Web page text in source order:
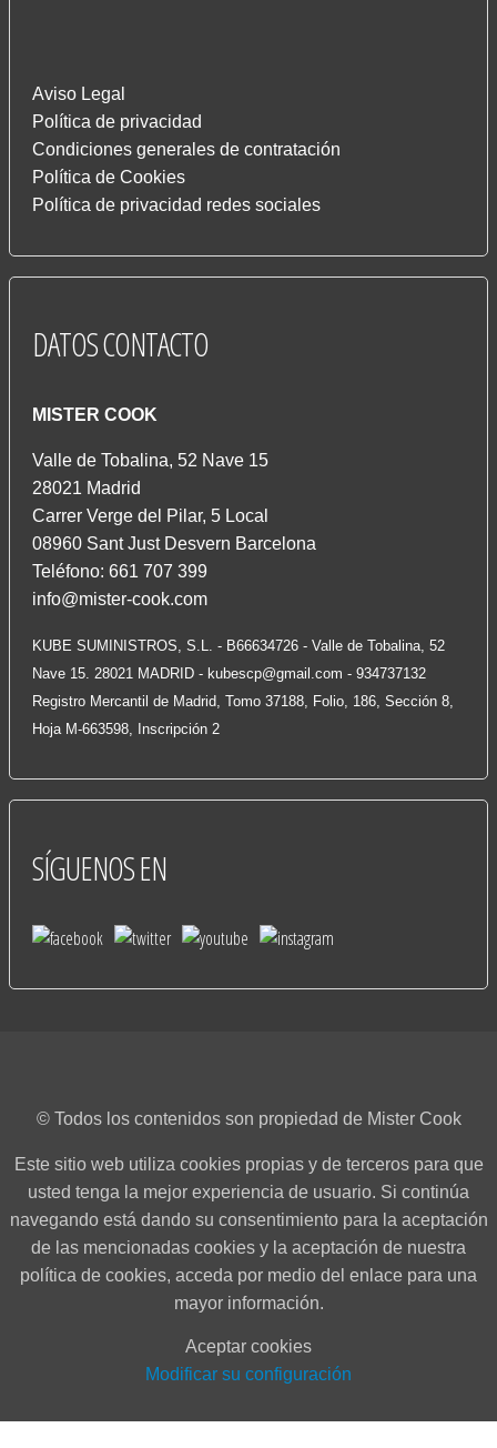
Aviso Legal
Política de privacidad
Condiciones generales de contratación
Política de Cookies
Política de privacidad redes sociales
DATOSCONTACTO
MISTER COOK
Valle de Tobalina, 52 Nave 15
28021 Madrid
Carrer Verge del Pilar, 5 Local
08960 Sant Just Desvern Barcelona
Teléfono: 661 707 399
info@mister-cook.com
KUBE SUMINISTROS, S.L. - B66634726 - Valle de Tobalina, 52
Nave 15. 28021 MADRID - kubescp@gmail.com - 934737132
Registro Mercantil de Madrid, Tomo 37188, Folio, 186, Sección 8,
Hoja M-663598, Inscripción 2
SÍGUENOSEN
© Todos los contenidos son propiedad de Mister Cook
Este sitio web utiliza cookies propias y de terceros para que
usted tenga la mejor experiencia de usuario. Si continúa
navegando está dando su consentimiento para la aceptación
de las mencionadas cookies y la aceptación de nuestra
política de cookies, acceda por medio del enlace para una
mayor información.
Aceptar cookies
Modificar su configuración